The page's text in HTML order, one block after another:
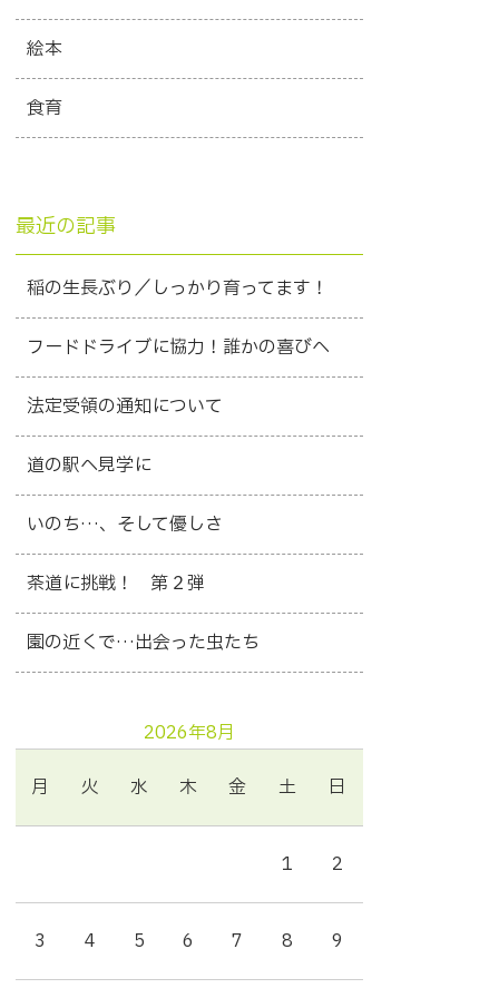
絵本
食育
最近の記事
稲の生長ぶり／しっかり育ってます！
フードドライブに協力！誰かの喜びへ
法定受領の通知について
道の駅へ見学に
いのち…、そして優しさ
茶道に挑戦！ 第２弾
園の近くで…出会った虫たち
2026年8月
月 火 水 木 金 土 日
1 2
3 4 5 6 7 8 9